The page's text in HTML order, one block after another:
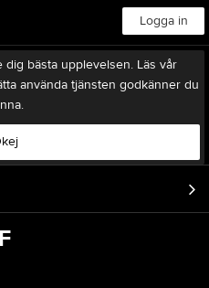
Logga in
bästa upplevelsen. Läs vår
använda tjänsten godkänner du